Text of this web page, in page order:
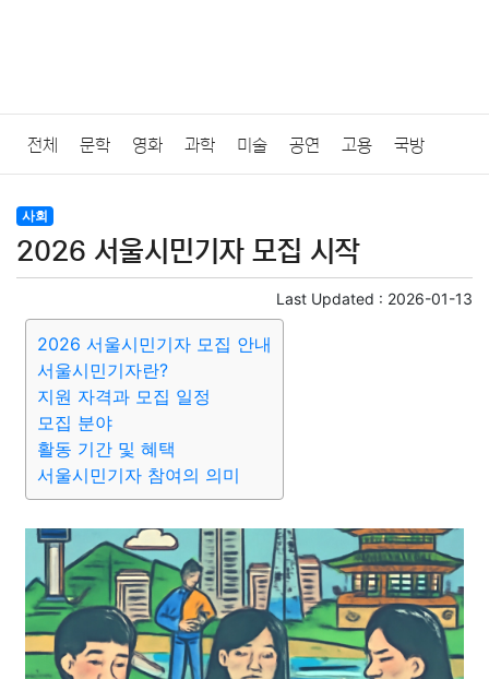
전체 문학 영화 과학 미술 공연 고용 국방
법률
질병 가요 방송 일상 주식 암호화폐
결혼 육아 반려동물 패션 미용
요리 상품리뷰 원예
대출 자동차 취미
종교 사회 정치 건강 의료
부동산 외국어 교육 교통 생활 기타
사회
2026 서울시민기자 모집 시작
Last Updated : 2026-01-13
2026 서울시민기자 모집 안내
서울시민기자란?
지원 자격과 모집 일정
모집 분야
활동 기간 및 혜택
서울시민기자 참여의 의미